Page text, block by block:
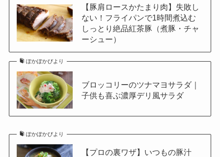
【豚肩ロースかたまり肉】失敗し
ない！フライパンで1時間煮込む
しっとり絶品紅茶豚（煮豚・チャ
ーシュー）
ぽかぽかびより
ブロッコリーのツナマヨサラダ｜
子供も喜ぶ濃厚デリ風サラダ
ぽかぽかびより
【プロの裏ワザ】いつもの豚汁